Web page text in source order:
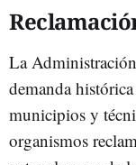
La
demanda
municipios y
organismos